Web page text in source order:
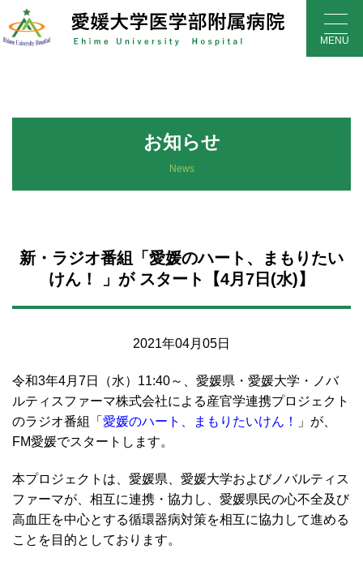
Skip
to
content
MENU
お知らせ
News
新・ラジオ番組「愛媛のハート、まもりたい
けん！ 」が スタート【4月7日(水)】
2021年04月05日
令和3年4月7日（水）11:40～、愛媛県・愛媛大学・ノバ
ルティスファーマ株式会社による産官学連携プロジェクト
のラジオ番組「 愛媛のハート、まもりたいけん！
」が、
FM愛媛でスタートします。
本プロジェクトは、愛媛県、愛媛大学およびノバルティス
ファーマが、相互に連携・協力し、愛媛県民の心不全及び
高血圧を中心とする循環器病対策を相互に協力して進める
ことを目的としております。